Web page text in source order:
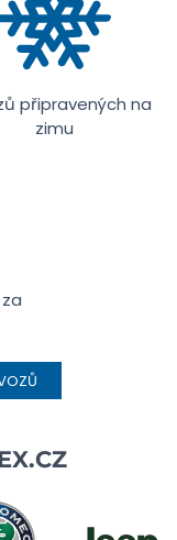
připravených na
zimu